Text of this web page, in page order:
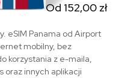
Od 152,00 zł
eSIM Panama od Airport
mobilny, bez
korzystania z e-maila,
oraz innych aplikacji